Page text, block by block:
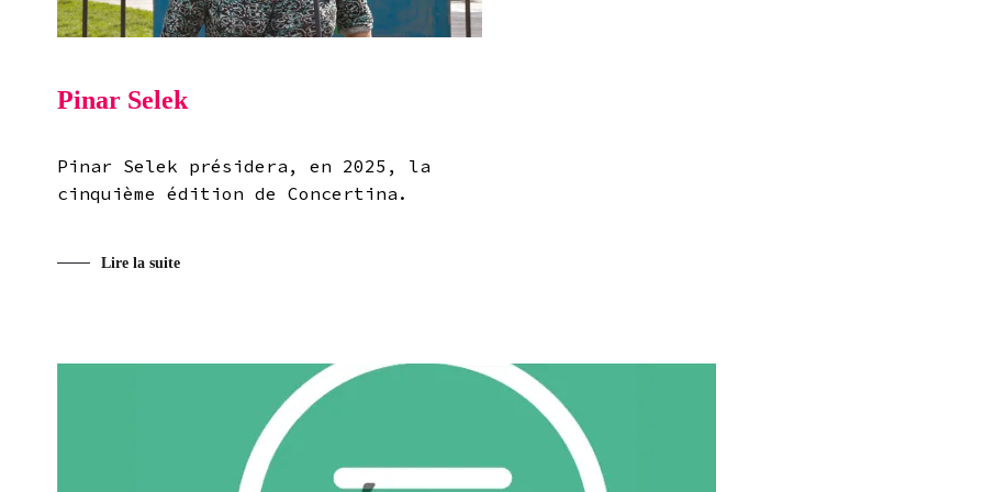
Pinar Selek
Pinar Selek présidera, en 2025, la
cinquième édition de Concertina.
Lire la suite